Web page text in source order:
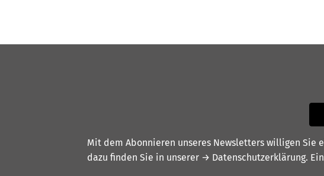
Mit dem Abonnieren unseres Newsletters willigen Sie
dazu finden Sie in unserer → Datenschutzerklärung.